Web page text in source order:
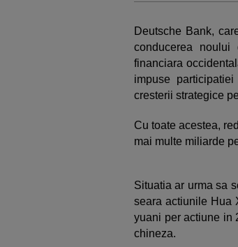
Deutsche Bank,
conducerea
financiara
impuse
cresterii strategice
Cu toate acestea,
mai multe miliarde
Situatia ar urma sa
seara actiunile Hua
yuani per actiune in
chineza.